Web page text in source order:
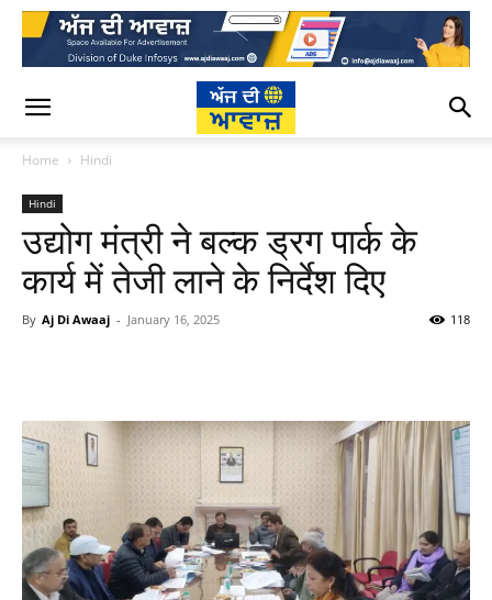
Home Hindi
Hindi
उद्योग मंत्री ने बल्क ड्रग पार्क के
कार्य में तेजी लाने के निर्देश दिए
By Aj Di Awaaj - January 16, 2025 118